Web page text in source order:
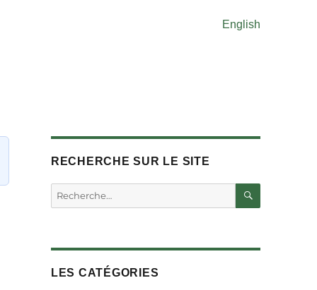
English
RECHERCHE SUR LE SITE
Rechercher :
LES CATÉGORIES